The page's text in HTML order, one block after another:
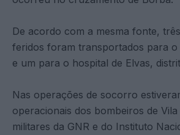
De acordo com a mesma fonte,
feridos foram transportados para o
e um para o hospital de Elvas,
Nas operações de socorro
operacionais dos bombeiros de
militares da GNR e do Instituto